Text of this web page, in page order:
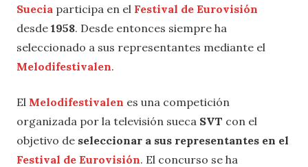
Suecia participa en el Festival de Eurovisión
desde 1958. Desde entonces siempre ha
seleccionado a sus representantes mediante el
Melodifestivalen.
El Melodifestivalen es una competición
organizada por la televisión sueca SVT con el
objetivo de seleccionar a sus representantes en el
Festival de Eurovisión. El concurso se ha